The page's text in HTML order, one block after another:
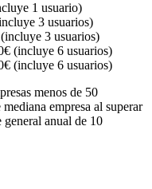
1 usuario)
3 usuarios)
3 usuarios)
(incluye 6 usuarios)
(incluye 6 usuarios)
menos de 50
empresa al superar
anual de 10